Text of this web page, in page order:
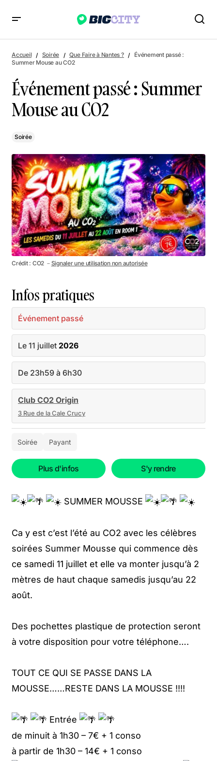
Événement passé : Summer Mouse au CO2
Accueil Soirée Que Faire à Nantes ?
Événement passé :
Summer Mouse au CO2
Événement passé : Summer
Mouse au CO2
Soirée
Crédit : CO2 － Signaler une utilisation non autorisée
Infos pratiques
Événement passé
Le 11 juillet 2026
De 23h59 à 6h30
Club CO2 Origin
3 Rue de la Cale Crucy
Soirée Payant
Plus d'infos S'y rendre
SUMMER MOUSSE
Ca y est c’est l’été au CO2 avec les célèbres
soirées Summer Mousse qui commence dès
ce samedi 11 juillet et elle va monter jusqu’à 2
mètres de haut chaque samedis jusqu’au 22
août.
Des pochettes plastique de protection seront
à votre disposition pour votre téléphone….
TOUT CE QUI SE PASSE DANS LA
MOUSSE……RESTE DANS LA MOUSSE !!!!
Entrée
de minuit à 1h30 – 7€ + 1 conso
à partir de 1h30 – 14€ + 1 conso